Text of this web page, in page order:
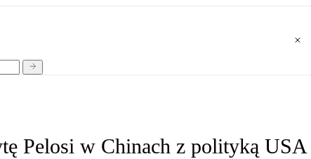
Pelosi w Chinach z polityką